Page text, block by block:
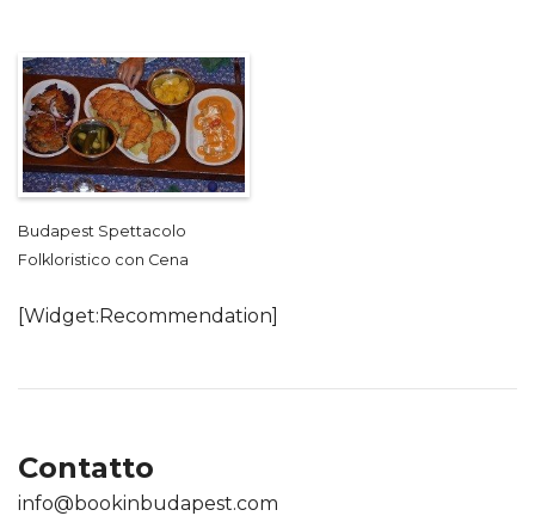
Budapest Spettacolo
Folkloristico con Cena
[Widget:Recommendation]
Contatto
info@bookinbudapest.com